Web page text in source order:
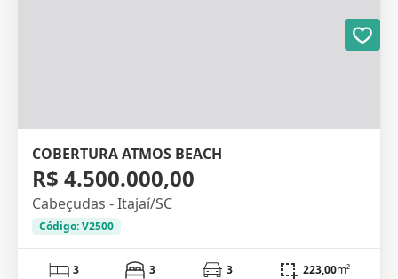
COBERTURA ATMOS BEACH
R$ 4.500.000,00
Cabeçudas - Itajaí/SC
Código: V2500
3 3 3 223,00m²